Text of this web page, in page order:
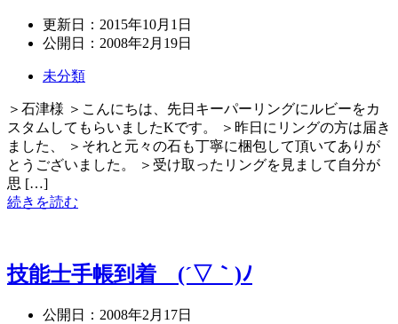
更新日： 2015年10月1日
公開日： 2008年2月19日
未分類
＞石津様 ＞こんにちは、先日キーパーリングにルビーをカ
スタムしてもらいましたKです。 ＞昨日にリングの方は届き
ました、 ＞それと元々の石も丁寧に梱包して頂いてありが
とうございました。 ＞受け取ったリングを見まして自分が
思 […]
続きを読む
技能士手帳到着 (´▽｀)ﾉ
公開日： 2008年2月17日